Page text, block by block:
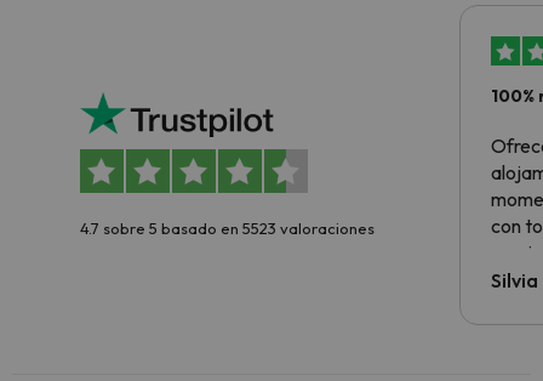
4.7 sobre 5 basado en 5523 valoraciones
con